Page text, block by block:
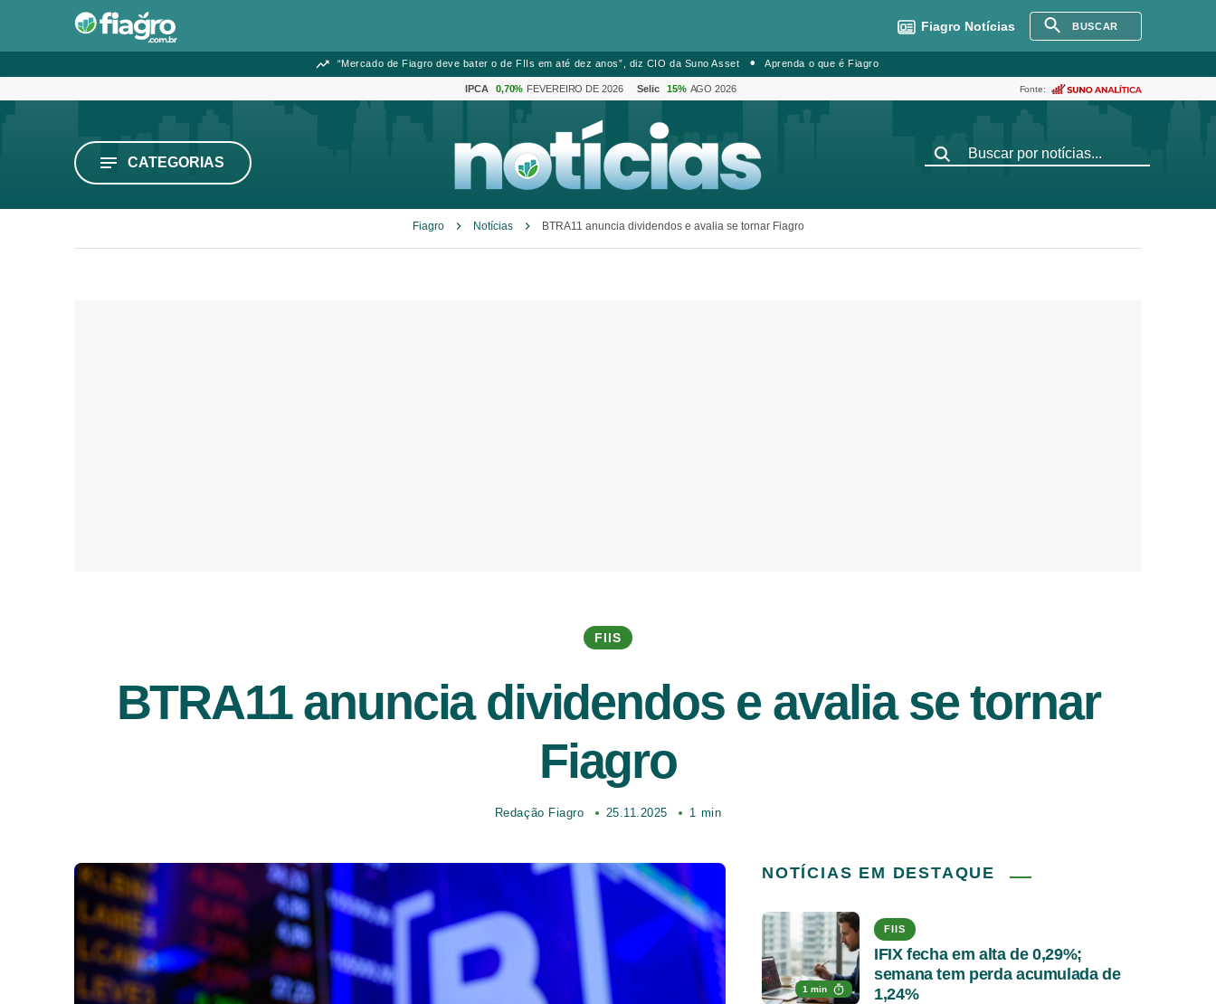
Fiagro Notícias BUSCAR
“Mercado de Fiagro deve bater o de FIIs em até dez anos”, diz CIO da Suno Asset Aprenda o que é Fiagro
IPCA 0,70% FEVEREIRO DE 2026 Selic 15% AGO 2026 Fonte:
CATEGORIAS
Fiagro Notícias BTRA11 anuncia dividendos e avalia se tornar Fiagro
FIIS
BTRA11 anuncia dividendos e avalia se tornar
Fiagro
Redação Fiagro 25.11.2025 1 min
NOTÍCIAS EM DESTAQUE
1 min
FIIS
IFIX fecha em alta de 0,29%;
semana tem perda acumulada de
1,24%